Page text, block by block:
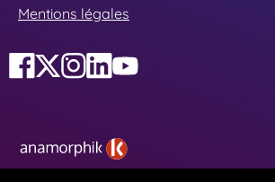
Mentions légales